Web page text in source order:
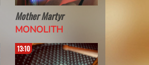
Mother Martyr
MONOLITH
13:10